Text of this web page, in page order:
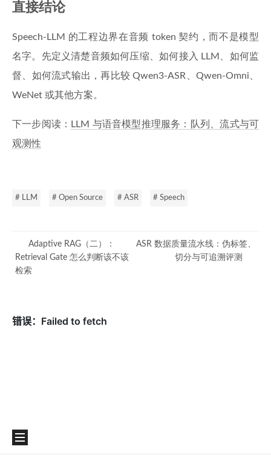
直接结论
Speech-LLM 的工程边界在音频 token 契约，而不是模型
名字。先定义清楚音频如何压缩、如何接入 LLM、如何监
督、如何流式输出，再比较 Qwen3-ASR、Qwen-Omni、
WeNet 或其他方案。
下一步阅读：
LLM 与语音模型推理服务：队列、流式与可
观测性
# LLM # Open Source # ASR # Speech
Adaptive RAG（二）：
Retrieval Gate 怎么判断该不该
检索
ASR 数据质量流水线：伪标签、
切分与可追溯评测